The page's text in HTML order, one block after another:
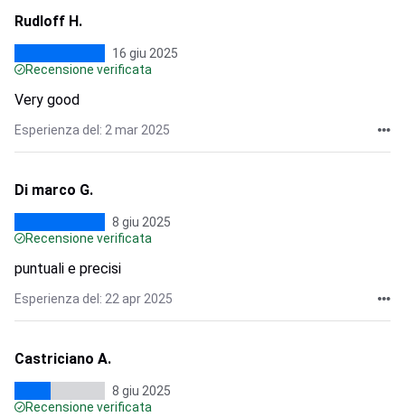
Rudloff H.
16 giu 2025
Recensione verificata
Very good
Esperienza del: 2 mar 2025
Di marco G.
8 giu 2025
Recensione verificata
puntuali e precisi
Esperienza del: 22 apr 2025
Castriciano A.
8 giu 2025
Recensione verificata